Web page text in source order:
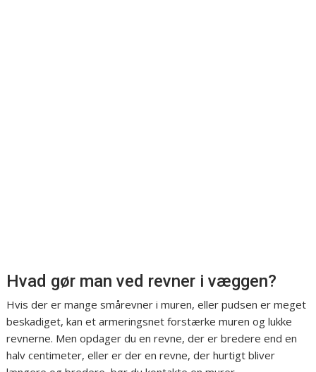
Hvad gør man ved revner i væggen?
Hvis der er mange smårevner i muren, eller pudsen er meget
beskadiget, kan et armeringsnet forstærke muren og lukke
revnerne. Men opdager du en revne, der er bredere end en
halv centimeter, eller er der en revne, der hurtigt bliver